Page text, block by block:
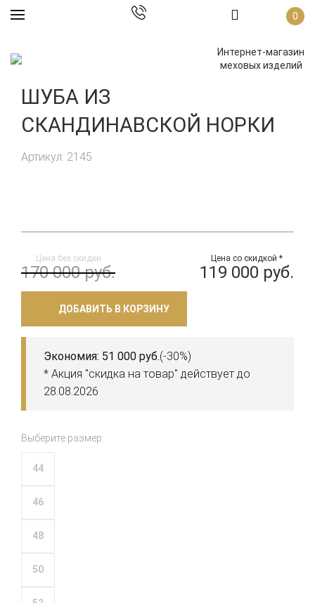
0
Интернет-магазин
меховых изделий
ШУБА ИЗ
СКАНДИНАВСКОЙ НОРКИ
Артикул: 2145
Цена без скидки
170 000 руб.
Цена со скидкой *
119 000 руб.
ДОБАВИТЬ В КОРЗИНУ
Экономия: 51 000 руб.(-30%)
* Акция "скидка на товар" действует до
28.08.2026
Выберите размер:
44
46
48
50